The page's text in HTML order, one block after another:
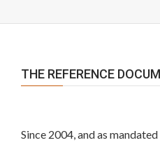
THE REFERENCE
Since 2004, and as